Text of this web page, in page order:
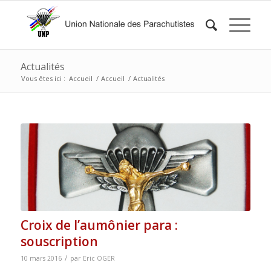
Actualités
Vous êtes ici : Accueil / Accueil / Actualités
Croix de l’aumônier para :
souscription
10 mars 2016 / par Eric OGER